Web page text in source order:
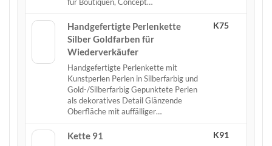
Handgefertigte Perlenkette
Silber Goldfarben für
Wiederverkäufer
Handgefertigte Perlenkette mit
Kunstperlen Perlen in Silberfarbig und
Gold-/Silberfarbig Gepunktete Perlen
als dekoratives Detail Glänzende
Oberfläche mit auffälliger…
K75
Kette 91 K91